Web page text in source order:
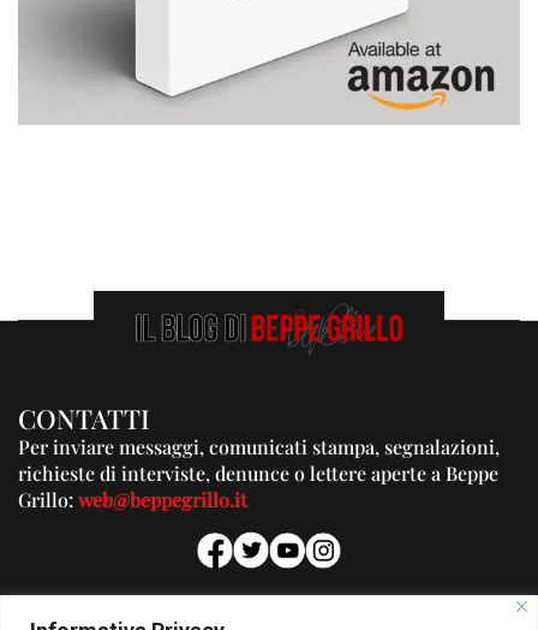
CONTATTI
Per inviare messaggi, comunicati stampa, segnalazioni,
richieste di interviste, denunce o lettere aperte a Beppe
Grillo:web@beppegrillo.it
PUBBLICITA'